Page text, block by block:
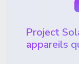
Project
appareils